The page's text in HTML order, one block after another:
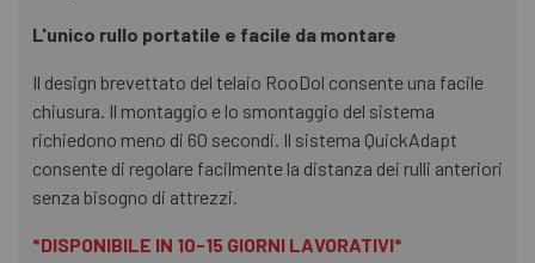
L'unico rullo portatile e facile da montare
Il design brevettato del telaio RooDol consente una facile
chiusura. Il montaggio e lo smontaggio del sistema
richiedono meno di 60 secondi. Il sistema QuickAdapt
consente di regolare facilmente la distanza dei rulli anteriori
senza bisogno di attrezzi.
*DISPONIBILE IN 10-15 GIORNI LAVORATIVI*